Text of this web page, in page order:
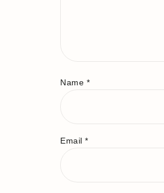
Name *
Email *